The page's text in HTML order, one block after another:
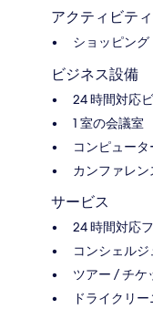
アクティビティ
ショッピング
ビジネス設備
24 時間対応
1 室の会議室
コンピュー
カンファレン
サービス
24 時間対応
コンシェルジ
ツアー / チケ
ドライクリ